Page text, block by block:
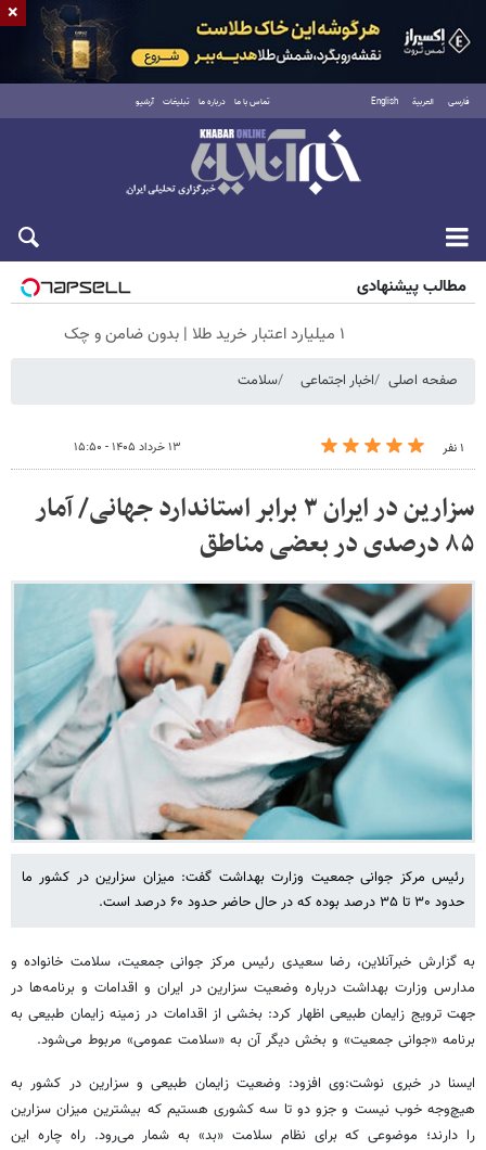
فارسی العربية English تماس با ما درباره ما تبلیغات آرشیو
شنبه ۱۷ مرداد ۱۴۰۵
مطالب پیشنهادی
۱ میلیارد اعتبار خرید طلا | بدون ضامن و چک
صفحه اصلی اخبار اجتماعی سلامت
۱ نفر ۱۳ خرداد ۱۴۰۵ - ۱۵:۵۰
سزارین در ایران ۳ برابر استاندارد جهانی/ آمار
۸۵ درصدی در بعضی مناطق
رئیس مرکز جوانی جمعیت وزارت بهداشت گفت: میزان سزارین در کشور ما
حدود ۳۰ تا ۳۵ درصد بوده که در حال حاضر حدود ۶۰ درصد است.
به گزارش خبرآنلاین، رضا سعیدی رئیس مرکز جوانی جمعیت، سلامت خانواده و
مدارس وزارت بهداشت درباره وضعیت سزارین در ایران و اقدامات و برنامه‌ها در
جهت ترویج زایمان طبیعی اظهار کرد: بخشی از اقدامات در زمینه زایمان طبیعی به
برنامه «جوانی جمعیت» و بخش دیگر آن به «سلامت عمومی» مربوط می‌شود.
ایسنا در خبری نوشت:وی افزود: وضعیت زایمان طبیعی و سزارین در کشور به
هیچ‌وجه خوب نیست و جزو دو تا سه کشوری هستیم که بیشترین میزان سزارین
را دارند؛ موضوعی که برای نظام سلامت «بد» به شمار می‌رود. راه‌ چاره این
×